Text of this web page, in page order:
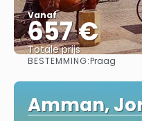
Vanaf
657 €
Totale prijs
BESTEMMING:Praag
Amman,